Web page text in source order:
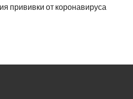
прививки от коронавируса